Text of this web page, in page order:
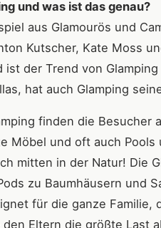
und was ist das genau?
aus Glamourös und
Kutscher, Kate Moss
ist der Trend von
hat auch Glamping
finden die
Möbel und oft auch
mitten in der Natur! Die
zu Baumhäusern und
für die ganze
Eltern die größte Last